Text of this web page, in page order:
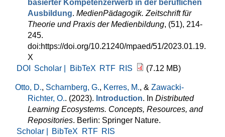
basierter Kompetenzerwerb in der beruflichen
Ausbildung. MedienPädagogik. Zeitschrift für
Theorie und Praxis der Medienbildung, (51), 214-
245.
doi:https://doi.org/10.21240/mpaed/51/2023.01.19.
X
DOI
Scholar | BibTeX RTF RIS (7.12 MB)
Otto, D., Scharnberg, G., Kerres, M., & Zawacki-
Richter, O.. (2023). Introduction. In Distributed
Learning Ecosystems. Concepts, Resources, and
Repositories. Berlin: Springer Nature.
Scholar |
BibTeX RTF RIS